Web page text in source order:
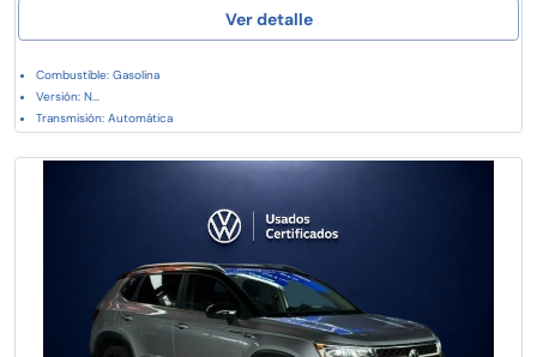
Ver detalle
Combustible: Gasolina
Versión: N...
Transmisión: Automática